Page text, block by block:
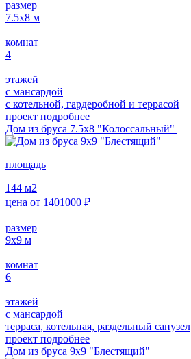
размер
7.5х8 м
комнат
4
этажей
с мансардой
с котельной, гардеробной и террасой
проект подробнее
Дом из бруса 7.5х8 "Колоссальный"
площадь
144 м2
цена от 1401000 ₽
размер
9х9 м
комнат
6
этажей
с мансардой
терраса, котельная, раздельный санузел
проект подробнее
Дом из бруса 9х9 "Блестящий"